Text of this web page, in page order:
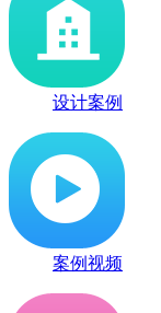
设计案例
案例视频